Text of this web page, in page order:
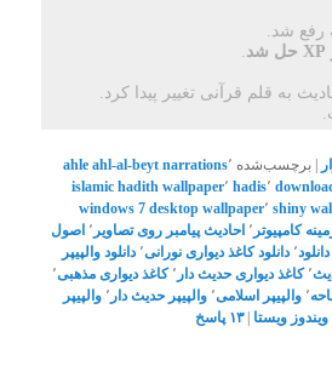
رفع شد.
.
به قلم قرآنی تغییر پیدا کرد.
|برچسب‌شده ahl-al-beyt narrations٬
ahle
hadis٬ hadith wallpaper٬
islamic
shiny
windows 7 desktop wallpaper٬
کامپیوتر ٬ احادیث پیامبر روی تصاویر ٬ اصول
دانلود٬ دانلود کاغذ دیواری نورانی٬ دانلود والپیپر
٬ کاغذ دیواری حدیث دار ٬ کاغذ دیواری مذهبی٬
٬ والپیپر اسلامی٬ والپیپر حدیث دار ٬ والپیپر
ویندوز ویستا |۱۳ پاسخ